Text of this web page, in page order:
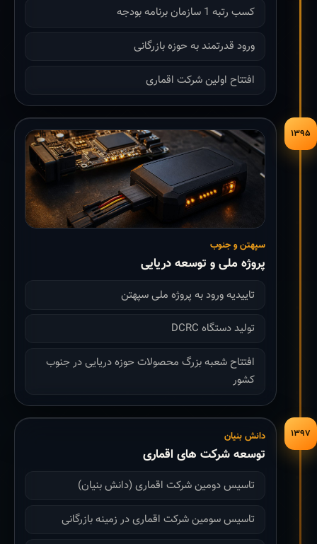
کسب رتبه 1 سازمان برنامه بودجه
ورود قدرتمند به حوزه بازرگانی
افتتاح اولین شرکت اقماری
۱۳۹۵
سپهتن و جنوب
پروژه ملی و توسعه دریایی
تاییدیه ورود به پروژه ملی سپهتن
تولید دستگاه DCRC
افتتاح شعبه بزرگ محصولات حوزه دریایی در جنوب
کشور
۱۳۹۷ دانش بنیان
توسعه شرکت های اقماری
تاسیس دومین شرکت اقماری (دانش بنیان)
تاسیس سومین شرکت اقماری در زمینه بازرگانی